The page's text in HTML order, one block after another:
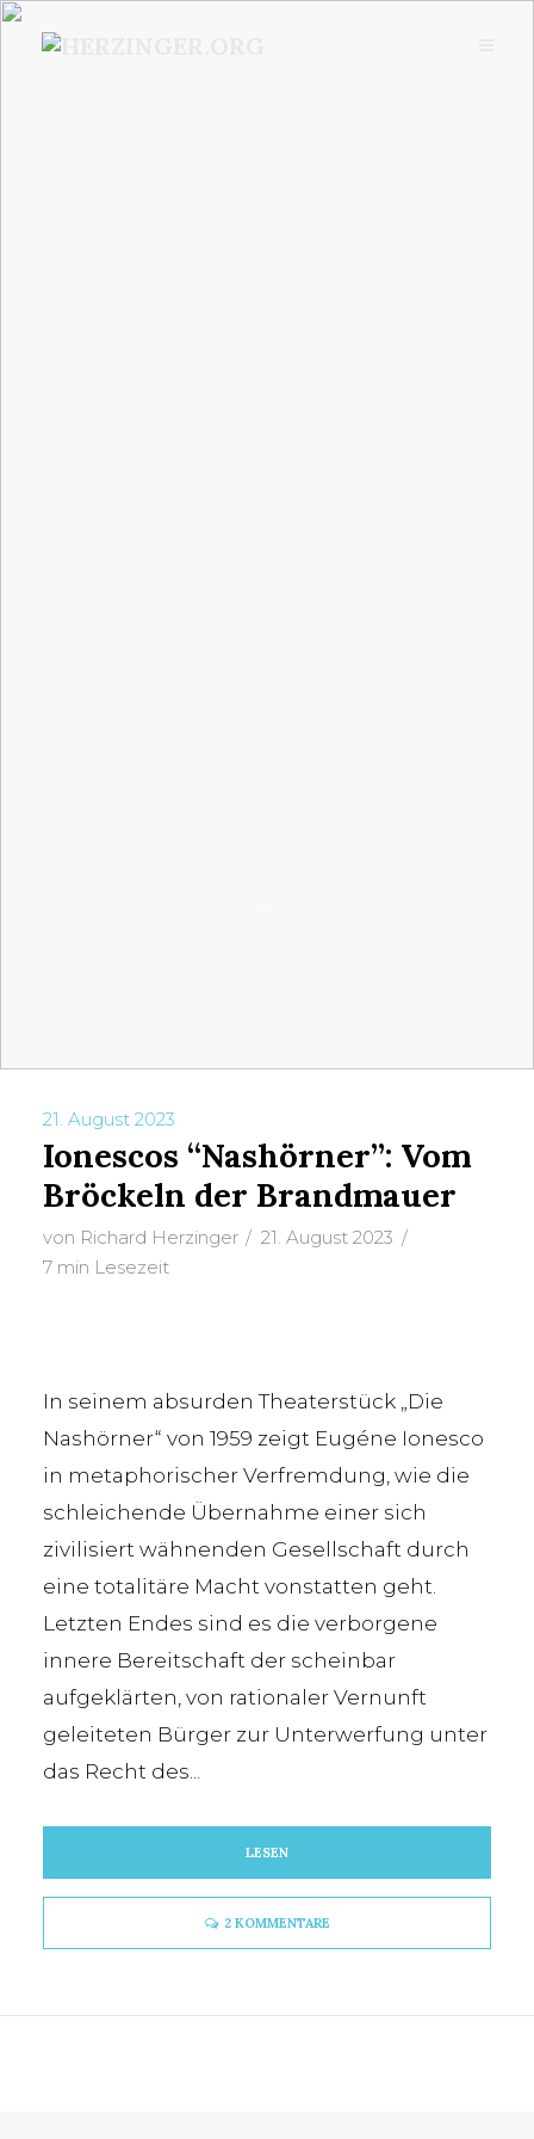
TAG
Die Nashörner
21. August 2023
Ionescos “Nashörner”: Vom
Bröckeln der Brandmauer
von Richard Herzinger
21. August 2023
7 min Lesezeit
In seinem absurden Theaterstück „Die
Nashörner“ von 1959 zeigt Eugéne Ionesco
in metaphorischer Verfremdung, wie die
schleichende Übernahme einer sich
zivilisiert wähnenden Gesellschaft durch
eine totalitäre Macht vonstatten geht.
Letzten Endes sind es die verborgene
innere Bereitschaft der scheinbar
aufgeklärten, von rationaler Vernunft
geleiteten Bürger zur Unterwerfung unter
das Recht des...
LESEN
2 KOMMENTARE